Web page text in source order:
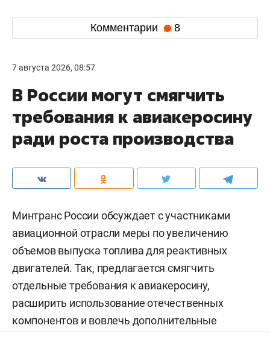
Комментарии 8
7 августа 2026, 08:57
В России могут смягчить
требования к авиакеросину
ради роста производства
Минтранс России обсуждает с участниками
авиационной отрасли меры по увеличению
объемов выпуска топлива для реактивных
двигателей. Так, предлагается смягчить
отдельные требования к авиакеросину,
расширить использование отечественных
компонентов и вовлечь дополнительные